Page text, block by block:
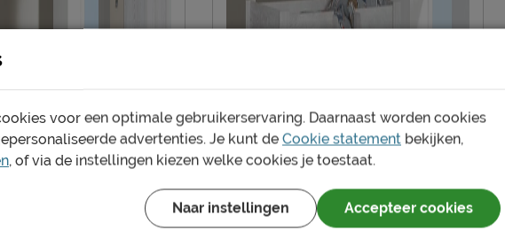
voor een optimale gebruikerservaring. Daarnaast worden cookies
advertenties. Je kunt de Cookie statement bekijken,
, of via de instellingen kiezen welke cookies je toestaat.
Naar instellingen Accepteer cookies